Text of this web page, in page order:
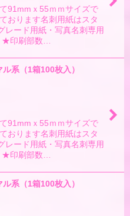
91mmｘ55ｍｍサイズで
おります名刺用紙はスタ
レード用紙・写真名刺専用
★印刷部数…
（1箱100枚入）
91mmｘ55ｍｍサイズで
おります名刺用紙はスタ
レード用紙・写真名刺専用
★印刷部数…
（1箱100枚入）